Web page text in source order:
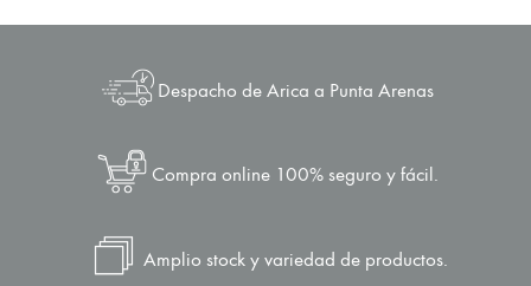
Despacho de Arica a Punta Arenas
Compra online 100% seguro y fácil.
Amplio stock y variedad de productos.